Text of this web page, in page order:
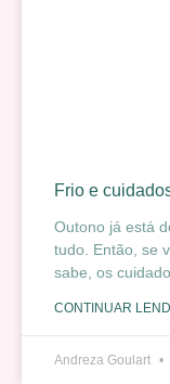
Frio e
Outono já está
tudo. Então, se
sabe, os
CONTINUAR
Andreza Goulart